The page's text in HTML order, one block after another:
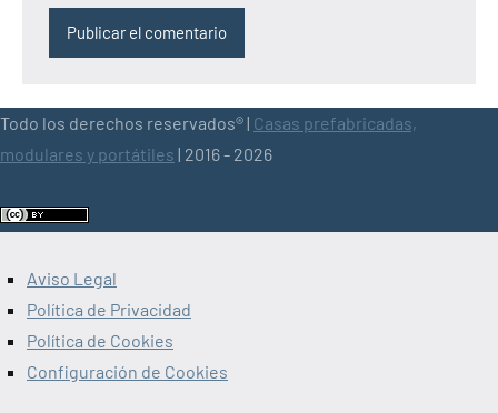
Todo los derechos reservados® | Casas prefabricadas,
modulares y portátiles | 2016 - 2026
Aviso Legal
Política de Privacidad
Política de Cookies
Configuración de Cookies